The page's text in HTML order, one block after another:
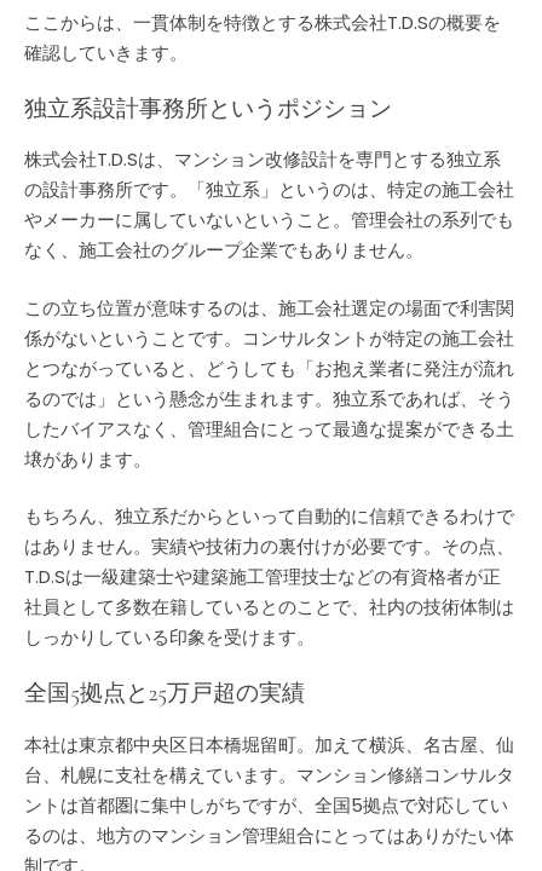
ここからは、一貫体制を特徴とする株式会社T.D.Sの概要を
確認していきます。
独立系設計事務所というポジション
株式会社T.D.Sは、マンション改修設計を専門とする独立系
の設計事務所です。「独立系」というのは、特定の施工会社
やメーカーに属していないということ。管理会社の系列でも
なく、施工会社のグループ企業でもありません。
この立ち位置が意味するのは、施工会社選定の場面で利害関
係がないということです。コンサルタントが特定の施工会社
とつながっていると、どうしても「お抱え業者に発注が流れ
るのでは」という懸念が生まれます。独立系であれば、そう
したバイアスなく、管理組合にとって最適な提案ができる土
壌があります。
もちろん、独立系だからといって自動的に信頼できるわけで
はありません。実績や技術力の裏付けが必要です。その点、
T.D.Sは一級建築士や建築施工管理技士などの有資格者が正
社員として多数在籍しているとのことで、社内の技術体制は
しっかりしている印象を受けます。
全国5拠点と25万戸超の実績
本社は東京都中央区日本橋堀留町。加えて横浜、名古屋、仙
台、札幌に支社を構えています。マンション修繕コンサルタ
ントは首都圏に集中しがちですが、全国5拠点で対応してい
るのは、地方のマンション管理組合にとってはありがたい体
制です。